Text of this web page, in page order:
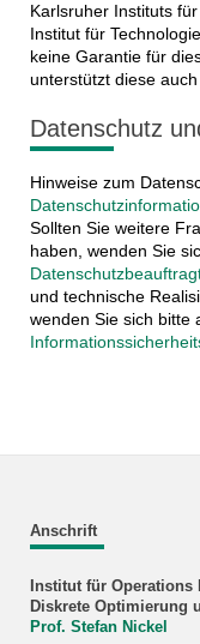
Karlsruher Instituts
Institut für
keine Garantie für
unterstützt diese
Datenschutz
Hinweise zum
Sollten Sie weitere
haben, wenden Sie
und technische
wenden Sie sich bitte
Anschrift
Institut für Operations
Diskrete Optimierung
Prof. Stefan Nickel